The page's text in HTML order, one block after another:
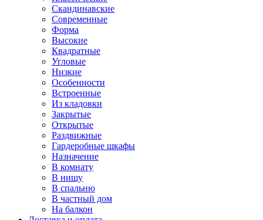
Скандинавские
Современные
Форма
Высокие
Квадратные
Угловые
Низкие
Особенности
Встроенные
Из кладовки
Закрытые
Открытые
Раздвижные
Гардеробные шкафы
Назначение
В комнату
В нишу
В спальню
В частный дом
На балкон